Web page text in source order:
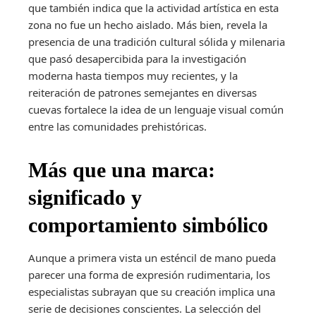
que también indica que la actividad artística en esta
zona no fue un hecho aislado. Más bien, revela la
presencia de una tradición cultural sólida y milenaria
que pasó desapercibida para la investigación
moderna hasta tiempos muy recientes, y la
reiteración de patrones semejantes en diversas
cuevas fortalece la idea de un lenguaje visual común
entre las comunidades prehistóricas.
Más que una marca:
significado y
comportamiento simbólico
Aunque a primera vista un esténcil de mano pueda
parecer una forma de expresión rudimentaria, los
especialistas subrayan que su creación implica una
serie de decisiones conscientes. La selección del